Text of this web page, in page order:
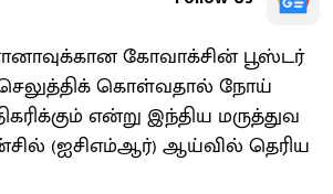
கோவாக்சின் பூஸ்டர்
செலுத்திக் கொள்வதால் நோய்
என்று இந்திய மருத்துவ
(ஐசிஎம்ஆர்) ஆய்வில் தெரிய